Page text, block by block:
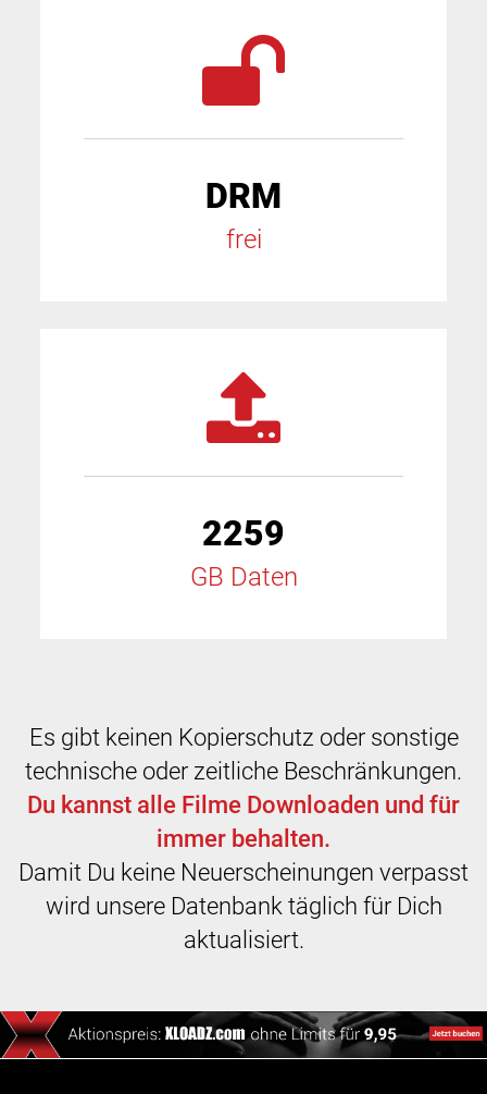
DRM
frei
2259
GB Daten
Es gibt keinen Kopierschutz oder sonstige
technische oder zeitliche Beschränkungen.
Du kannst alle Filme Downloaden und für
immer behalten.
Damit Du keine Neuerscheinungen verpasst
wird unsere Datenbank täglich für Dich
aktualisiert.